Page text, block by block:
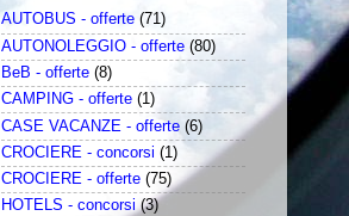
AUTOBUS - offerte (71)
AUTONOLEGGIO - offerte (80)
BeB - offerte (8)
CAMPING - offerte (1)
CASE VACANZE - offerte (6)
CROCIERE - concorsi (1)
CROCIERE - offerte (75)
HOTELS - concorsi (3)